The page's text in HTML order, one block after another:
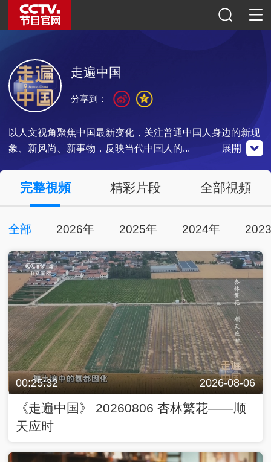
走遍中国
以人文视角聚焦中国最新变化，关注普通中国人身边的新现
象、新风尚、新事物，反映当代中国人的...
央視影音
點擊下載
展開
分享到：
完整視頻 精彩片段 全部視頻
全部 2026年 2025年 2024年
00:25:32 2026-08-06
《走遍中国》 20260806 杏林繁花——顺
天应时